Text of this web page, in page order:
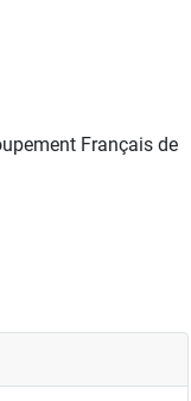
Français de